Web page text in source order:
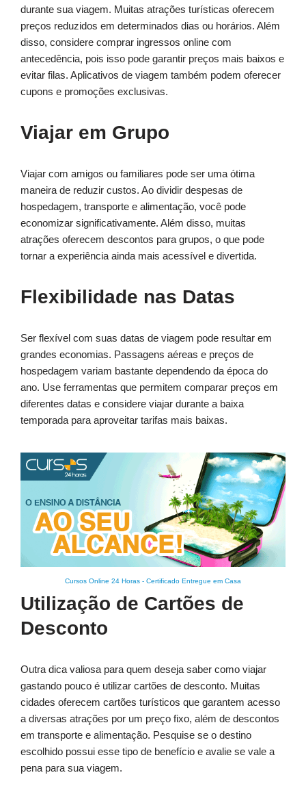
durante sua viagem. Muitas atrações turísticas oferecem
preços reduzidos em determinados dias ou horários. Além
disso, considere comprar ingressos online com
antecedência, pois isso pode garantir preços mais baixos e
evitar filas. Aplicativos de viagem também podem oferecer
cupons e promoções exclusivas.
Viajar em Grupo
Viajar com amigos ou familiares pode ser uma ótima
maneira de reduzir custos. Ao dividir despesas de
hospedagem, transporte e alimentação, você pode
economizar significativamente. Além disso, muitas
atrações oferecem descontos para grupos, o que pode
tornar a experiência ainda mais acessível e divertida.
Flexibilidade nas Datas
Ser flexível com suas datas de viagem pode resultar em
grandes economias. Passagens aéreas e preços de
hospedagem variam bastante dependendo da época do
ano. Use ferramentas que permitem comparar preços em
diferentes datas e considere viajar durante a baixa
temporada para aproveitar tarifas mais baixas.
Cursos Online 24 Horas - Certificado Entregue em Casa
Utilização de Cartões de
Desconto
Outra dica valiosa para quem deseja saber como viajar
gastando pouco é utilizar cartões de desconto. Muitas
cidades oferecem cartões turísticos que garantem acesso
a diversas atrações por um preço fixo, além de descontos
em transporte e alimentação. Pesquise se o destino
escolhido possui esse tipo de benefício e avalie se vale a
pena para sua viagem.